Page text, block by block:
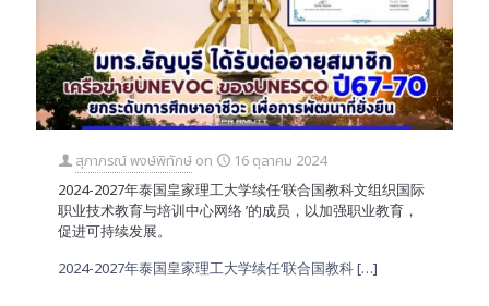
สุภาภรณ์ พงษ์พิทักษ์ on
16 ตุลาคม 2024
2024-2027年泰国皇家理工大学续任‘联合国教科文组织国际
职业技术教育与培训中心网络 ’的成员，以加强职业教育，
促进可持续发展。
2024-2027年泰国皇家理工大学续任‘联合国教科[…]